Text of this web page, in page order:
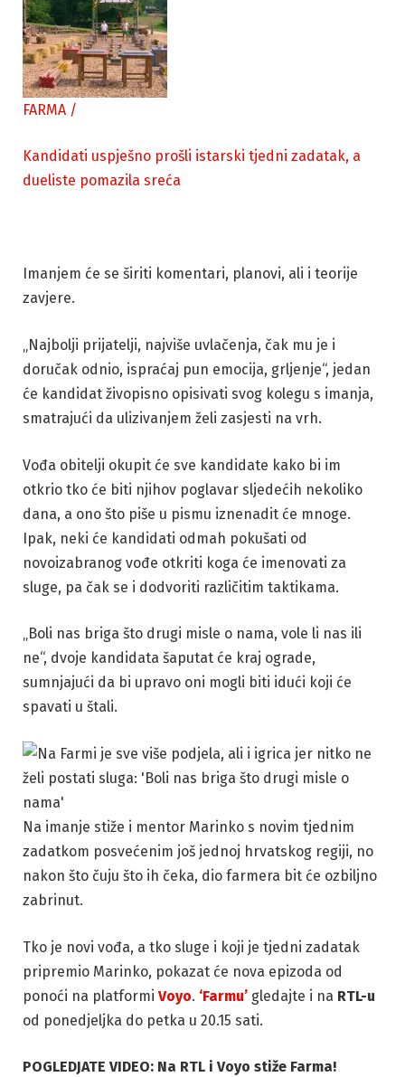
FARMA /
Kandidati uspješno prošli istarski tjedni zadatak, a
dueliste pomazila sreća
Imanjem će se širiti komentari, planovi, ali i teorije
zavjere.
„Najbolji prijatelji, najviše uvlačenja, čak mu je i
doručak odnio, ispraćaj pun emocija, grljenje“, jedan
će kandidat živopisno opisivati svog kolegu s imanja,
smatrajući da ulizivanjem želi zasjesti na vrh.
Vođa obitelji okupit će sve kandidate kako bi im
otkrio tko će biti njihov poglavar sljedećih nekoliko
dana, a ono što piše u pismu iznenadit će mnoge.
Ipak, neki će kandidati odmah pokušati od
novoizabranog vođe otkriti koga će imenovati za
sluge, pa čak se i dodvoriti različitim taktikama.
„Boli nas briga što drugi misle o nama, vole li nas ili
ne“, dvoje kandidata šaputat će kraj ograde,
sumnjajući da bi upravo oni mogli biti idući koji će
spavati u štali.
Na imanje stiže i mentor Marinko s novim tjednim
zadatkom posvećenim još jednoj hrvatskog regiji, no
nakon što čuju što ih čeka, dio farmera bit će ozbiljno
zabrinut.
Tko je novi vođa, a tko sluge i koji je tjedni zadatak
pripremio Marinko, pokazat će nova epizoda od
ponoći na platformi Voyo. ‘Farmu’ gledajte i na RTL-u
od ponedjeljka do petka u 20.15 sati.
POGLEDJATE VIDEO: Na RTL i Voyo stiže Farma!